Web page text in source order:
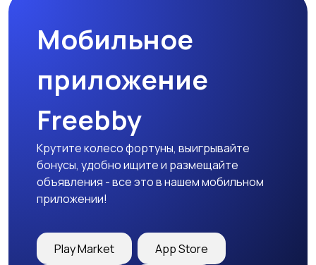
Мобильное
приложение
Freebby
Крутите колесо фортуны, выигрывайте
бонусы, удобно ищите и размещайте
объявления - все это в нашем мобильном
приложении!
Play Market App Store